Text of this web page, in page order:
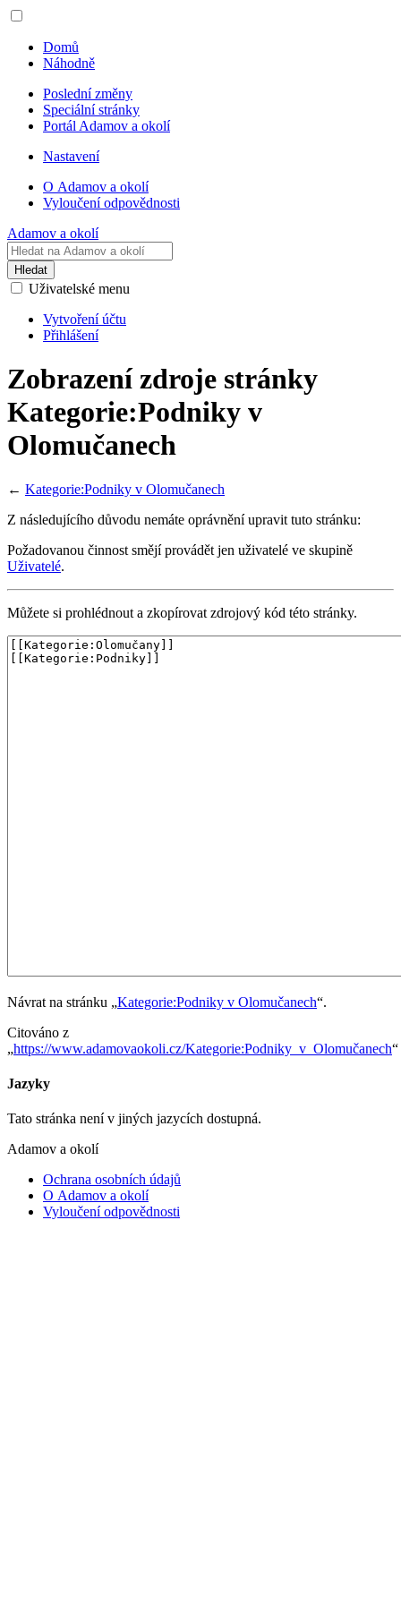
Domů
Náhodně
Poslední změny
Speciální stránky
Portál Adamov a okolí
Nastavení
O Adamov a okolí
Vyloučení odpovědnosti
Adamov a okolí
Hledat
Uživatelské menu
Vytvoření účtu
Přihlášení
Zobrazení zdroje stránky
Kategorie:Podniky v
Olomučanech
← Kategorie:Podniky v Olomučanech
Z následujícího důvodu nemáte oprávnění upravit tuto stránku:
Požadovanou činnost smějí provádět jen uživatelé ve skupině
Uživatelé.
Můžete si prohlédnout a zkopírovat zdrojový kód této stránky.
Návrat na stránku „Kategorie:Podniky v Olomučanech“.
Citováno z
„https://www.adamovaokoli.cz/Kategorie:Podniky_v_Olomučanech“
Jazyky
Tato stránka není v jiných jazycích dostupná.
Adamov a okolí
Ochrana osobních údajů
O Adamov a okolí
Vyloučení odpovědnosti